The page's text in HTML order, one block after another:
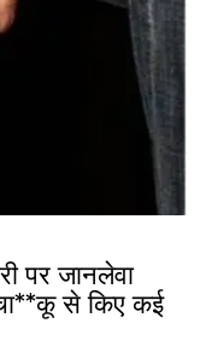
पर जानलेवा
से किए कई